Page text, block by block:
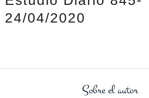
24/04/2020
Sobre el autor